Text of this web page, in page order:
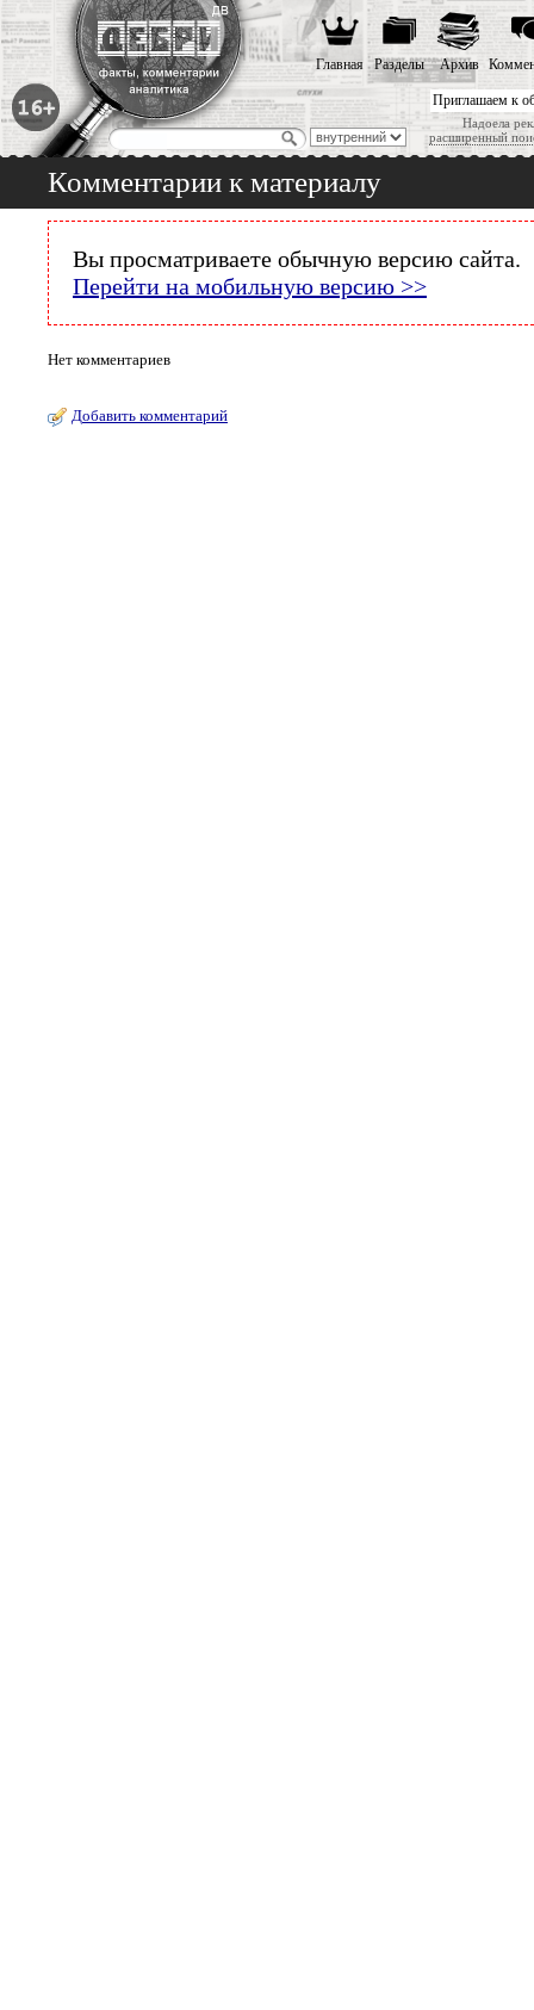
Приглашаем к
Надоела
расширенный
Главная Разделы Архив
Комментарии к материалу
Вы просматриваете обычную версию сайта.
Перейти на мобильную версию >>
Нет комментариев
Добавить комментарий